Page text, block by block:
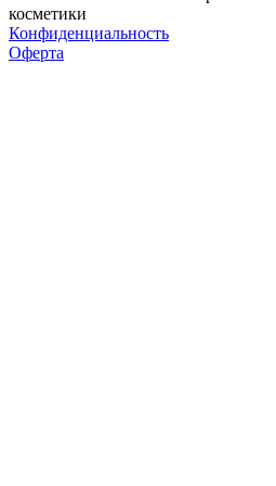
косметики
Конфиденциальность
Оферта